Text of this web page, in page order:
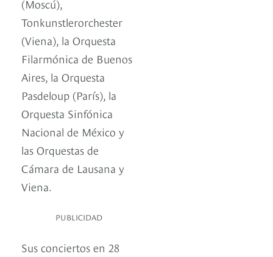
(Moscú),
Tonkunstlerorchester
(Viena), la Orquesta
Filarmónica de Buenos
Aires, la Orquesta
Pasdeloup (París), la
Orquesta Sinfónica
Nacional de México y
las Orquestas de
Cámara de Lausana y
Viena.
PUBLICIDAD
Sus conciertos en 28